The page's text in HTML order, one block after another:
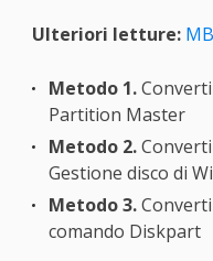
Ulteriori letture:
Metodo 1.Converti
Partition Master
Metodo 2.Converti
Gestione disco di
Metodo 3.Converti
comando Diskpart